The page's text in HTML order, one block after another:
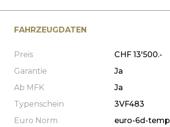
FAHRZEUGDATEN
Preis
CHF 13'500.-
Garantie
Ja
Ab MFK
Ja
Typenschein
3VF483
Euro Norm
euro-6d-temp